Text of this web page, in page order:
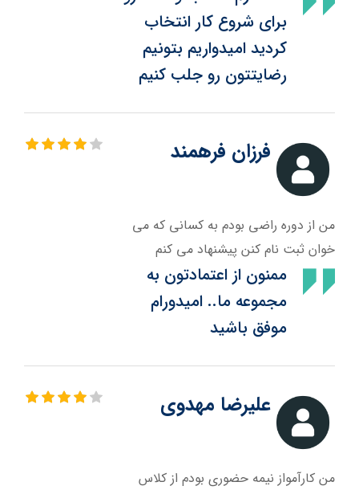
برای شروع کار انتخاب
کردید امیدواریم بتونیم
رضایتتون رو جلب کنیم
فرزان فرهمند
من از دوره راضی بودم به کسانی که می
خوان ثبت نام کنن پیشنهاد می کنم
ممنون از اعتمادتون به
مجموعه ما.. امیدورام
موفق باشید
علیرضا مهدوی
من کارآمواز نیمه حضوری بودم از کلاس